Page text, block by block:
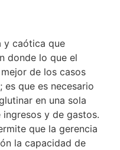
y caótica que
donde lo que el
de los casos
es que es necesario
en una sola
y de gastos.
que la gerencia
la capacidad de